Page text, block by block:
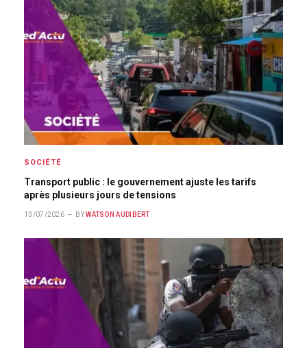
SOCIÉTÉ
Transport public : le gouvernement ajuste les tarifs
après plusieurs jours de tensions
13/07/2026 BY WATSON AUDIBERT